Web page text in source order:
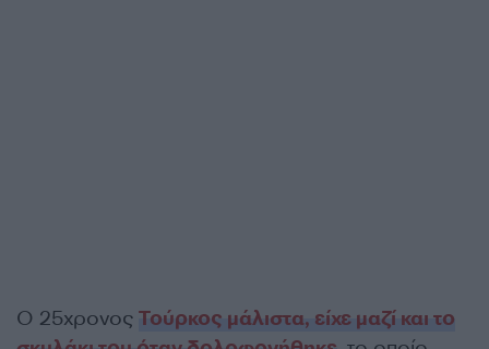
Ο 25χρονος Τούρκος μάλιστα, είχε μαζί και το